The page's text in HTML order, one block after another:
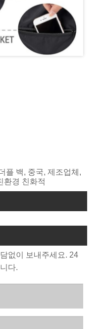
플 백, 중국, 제조업체,
환경 친화적
없이 보내주세요. 24
다.